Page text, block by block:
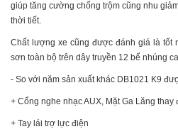
giúp tăng cường chống trộm cũng nhu
thời tiết.
Chất lượng xe cũng được đánh giá là tốt
sơn toàn bộ trên dây truyền 12 bể nhúng
- So với năm sản xuất khác DB1021 K9
+ Cổng nghe nhạc AUX, Mặt Ga Lăng thay
+ Tay lái trợ lực điện